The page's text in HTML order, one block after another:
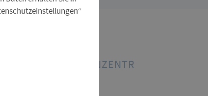
HOCHSCHULRECHENZENTR